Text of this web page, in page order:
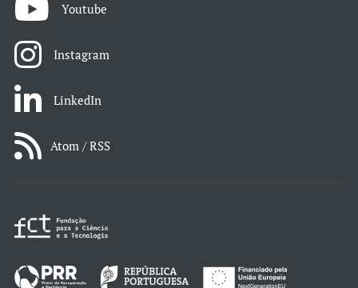
Youtube
Instagram
LinkedIn
Atom / RSS